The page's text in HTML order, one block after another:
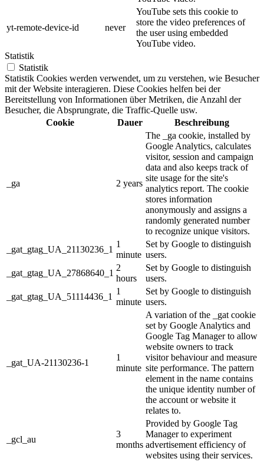
yt-remote-device-id never
YouTube sets this cookie to
store the video preferences of
the user using embedded
YouTube video.
Statistik
Statistik
Statistik Cookies werden verwendet, um zu verstehen, wie Besucher
mit der Website interagieren. Diese Cookies helfen bei der
Bereitstellung von Informationen über Metriken, die Anzahl der
Besucher, die Absprungrate, die Traffic-Quelle usw.
Cookie
Dauer Beschreibung
_ga 2 years
The _ga cookie, installed by
Google Analytics, calculates
visitor, session and campaign
data and also keeps track of
site usage for the site's
analytics report. The cookie
stores information
anonymously and assigns a
randomly generated number
to recognize unique visitors.
_gat_gtag_UA_21130236_1
1
minute
Set by Google to distinguish
users.
_gat_gtag_UA_27868640_1
2
hours
Set by Google to distinguish
users.
_gat_gtag_UA_51114436_1
1
minute
Set by Google to distinguish
users.
_gat_UA-21130236-1
1
minute
A variation of the _gat cookie
set by Google Analytics and
Google Tag Manager to allow
website owners to track
visitor behaviour and measure
site performance. The pattern
element in the name contains
the unique identity number of
the account or website it
relates to.
_gcl_au
3
months
Provided by Google Tag
Manager to experiment
advertisement efficiency of
websites using their services.